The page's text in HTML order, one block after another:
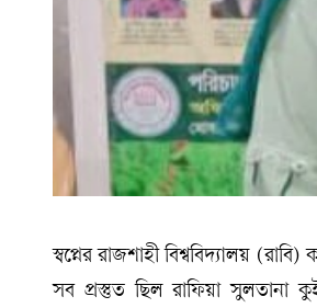
স্বপ্নের রাজশাহী বিশ্ববিদ্যালয়
সব প্রস্তুত ছিল রাফিয়া সুলতানা